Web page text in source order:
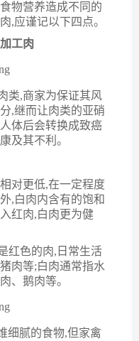
物营养造成不同的
,应谨记以下四点。
加工肉
类,商家为保证其风
,继而让肉类的亚硝
体后会转换成致癌
及其不利。
对更低,在一定程度
,白肉内含有的饱和
红肉,白肉更为健
红色的肉,日常生活
肉等;白肉通常指水
、鹅肉等。
细腻的食物,但家禽